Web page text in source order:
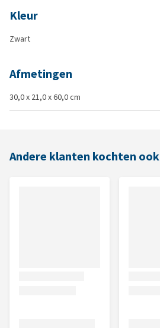
Kleur
Zwart
Afmetingen
30,0 x 21,0 x 60,0 cm
Andere klanten kochten ook